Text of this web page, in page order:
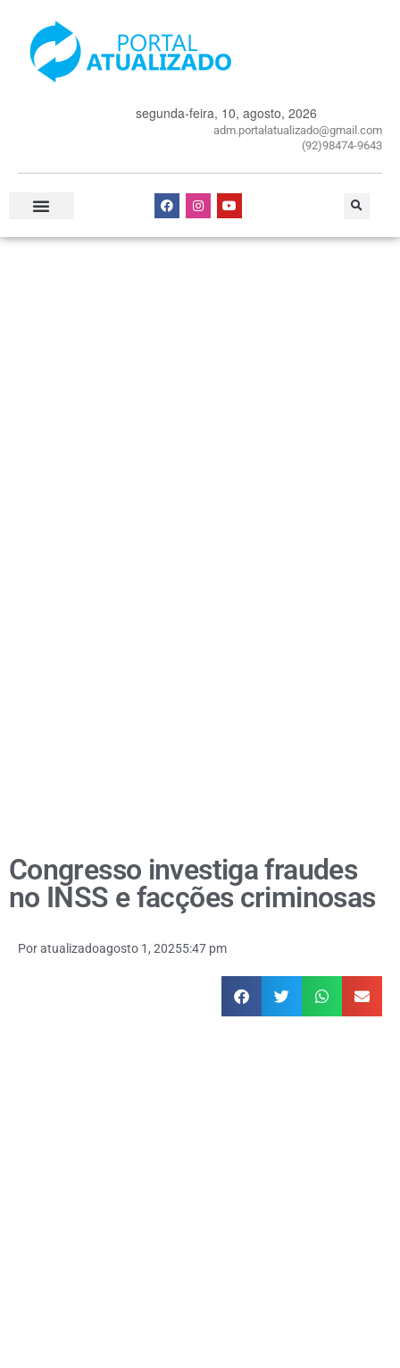
segunda-feira, 10, agosto, 2026
adm.portalatualizado@gmail.com
(92)98474-9643
Congresso investiga fraudes
no INSS e facções criminosas
Poratualizadoagosto 1, 20255:47 pm